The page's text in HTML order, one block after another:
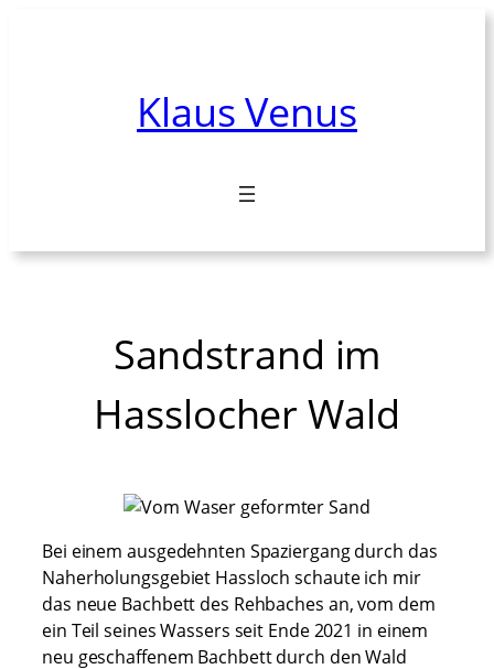
Klaus Venus
Sandstrand im
Hasslocher Wald
Bei einem ausgedehnten Spaziergang durch das
Naherholungsgebiet Hassloch schaute ich mir
das neue Bachbett des Rehbaches an, vom dem
ein Teil seines Wassers seit Ende 2021 in einem
neu geschaffenem Bachbett durch den Wald